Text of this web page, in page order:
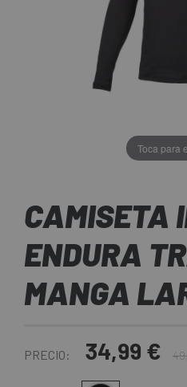
Toca para
CAMISETA
ENDURA
MANGA
PRECIO: 34,99 €